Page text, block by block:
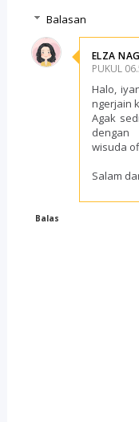
Balasan
ELZA
PUKUL
Halo,
ngerjain
Agak
wisuda
Salam
Balas